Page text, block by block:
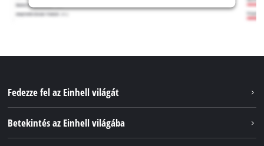
Fedezze fel az Einhell világát
Betekintés az Einhell világába